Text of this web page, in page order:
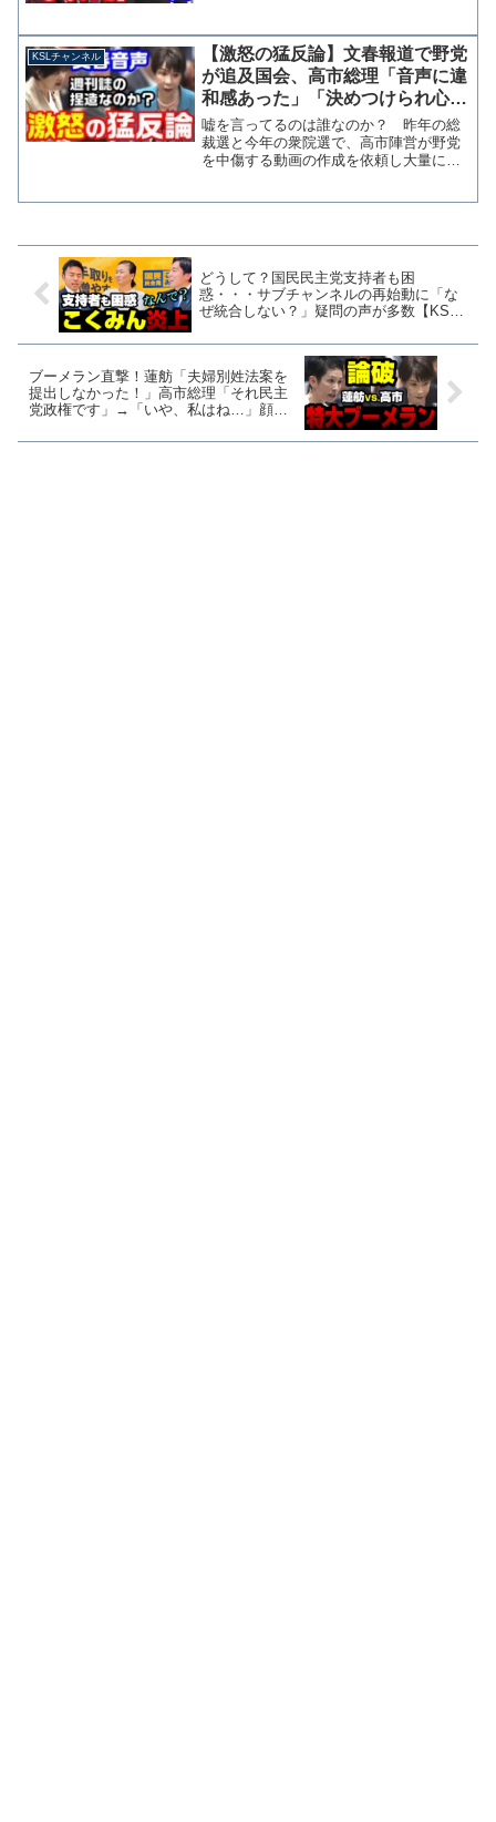
KSLチャンネル
【激怒の猛反論】文春報道で野党
が追及国会、高市総理「音声に違
和感あった」「決めつけられ心
外」執拗な質問に苛立ち隠せず
【KSLチャンネル】
嘘を言ってるのは誰なのか？ 昨年の総
裁選と今年の衆院選で、高市陣営が野党
を中傷する動画の作成を依頼し大量に流
どうして？国民民主党支持者も困
惑・・・サブチャンネルの再始動に「な
ぜ統合しない？」疑問の声が多数【KSL
ブーメラン直撃！蓮舫「夫婦別姓法案を
提出しなかった！」高市総理「それ民主
党政権です」→「いや、私はね…」顔面